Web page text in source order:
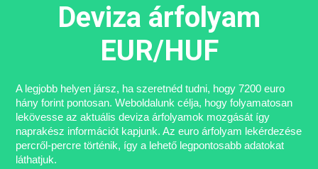
Deviza árfolyam
EUR/HUF
A legjobb helyen jársz, ha szeretnéd tudni, hogy 7200 euro
hány forint pontosan. Weboldalunk célja, hogy folyamatosan
lekövesse az aktuális deviza árfolyamok mozgását így
naprakész információt kapjunk. Az euro árfolyam lekérdezése
percről-percre történik, így a lehető legpontosabb adatokat
láthatjuk.